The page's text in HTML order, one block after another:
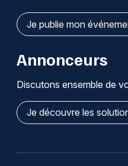
Je publie mon
Annonceurs
Discutons ensemble de
Je découvre les